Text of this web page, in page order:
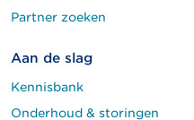
Partner zoeken
Aan de slag
Kennisbank
Onderhoud & storingen